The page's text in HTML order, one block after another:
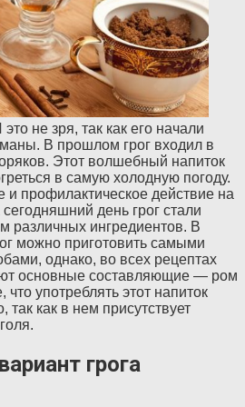
не зря, так как его начали
В прошлом грог входил в
Этот волшебный напиток
в самую холодную погоду.
и профилактическое действие на
день грог стали
различных ингредиентов. В
можно приготовить самыми
однако, во всех рецептах
основные составляющие — ром
употреблять этот напиток
так как в нем присутствует
грога